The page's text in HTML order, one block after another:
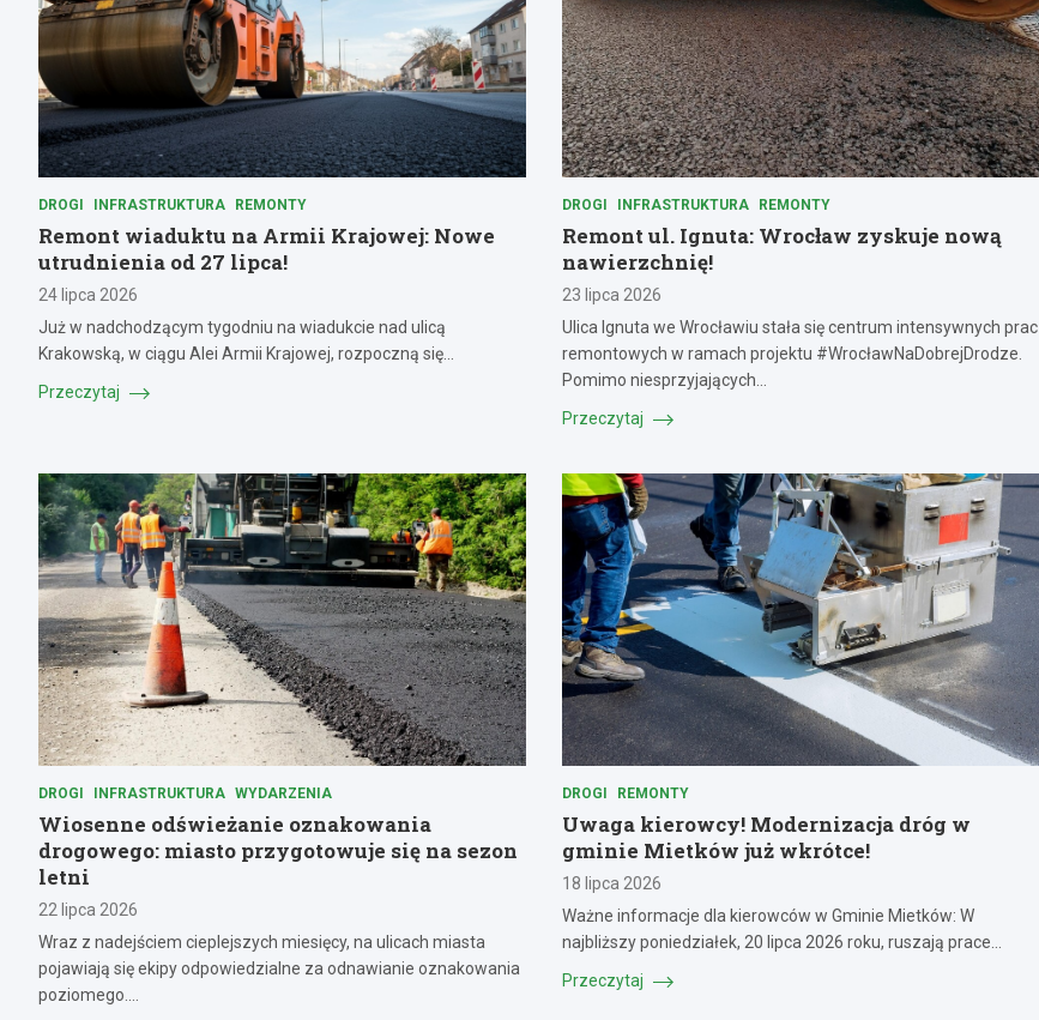
DROGI INFRASTRUKTURA REMONTY
Remont wiaduktu na Armii Krajowej: Nowe
utrudnienia od 27 lipca!
24 lipca 2026
Już w nadchodzącym tygodniu na wiadukcie nad ulicą
Krakowską, w ciągu Alei Armii Krajowej, rozpoczną się…
Przeczytaj
DROGI INFRASTRUKTURA REMONTY
Remont ul. Ignuta: Wrocław zyskuje nową
nawierzchnię!
23 lipca 2026
Ulica Ignuta we Wrocławiu stała się centrum intensywnych prac
remontowych w ramach projektu #WrocławNaDobrejDrodze.
Pomimo niesprzyjających…
Przeczytaj
DROGI INFRASTRUKTURA WYDARZENIA
Wiosenne odświeżanie oznakowania
drogowego: miasto przygotowuje się na sezon
letni
22 lipca 2026
Wraz z nadejściem cieplejszych miesięcy, na ulicach miasta
pojawiają się ekipy odpowiedzialne za odnawianie oznakowania
poziomego.…
DROGI REMONTY
Uwaga kierowcy! Modernizacja dróg w
gminie Mietków już wkrótce!
18 lipca 2026
Ważne informacje dla kierowców w Gminie Mietków: W
najbliższy poniedziałek, 20 lipca 2026 roku, ruszają prace…
Przeczytaj